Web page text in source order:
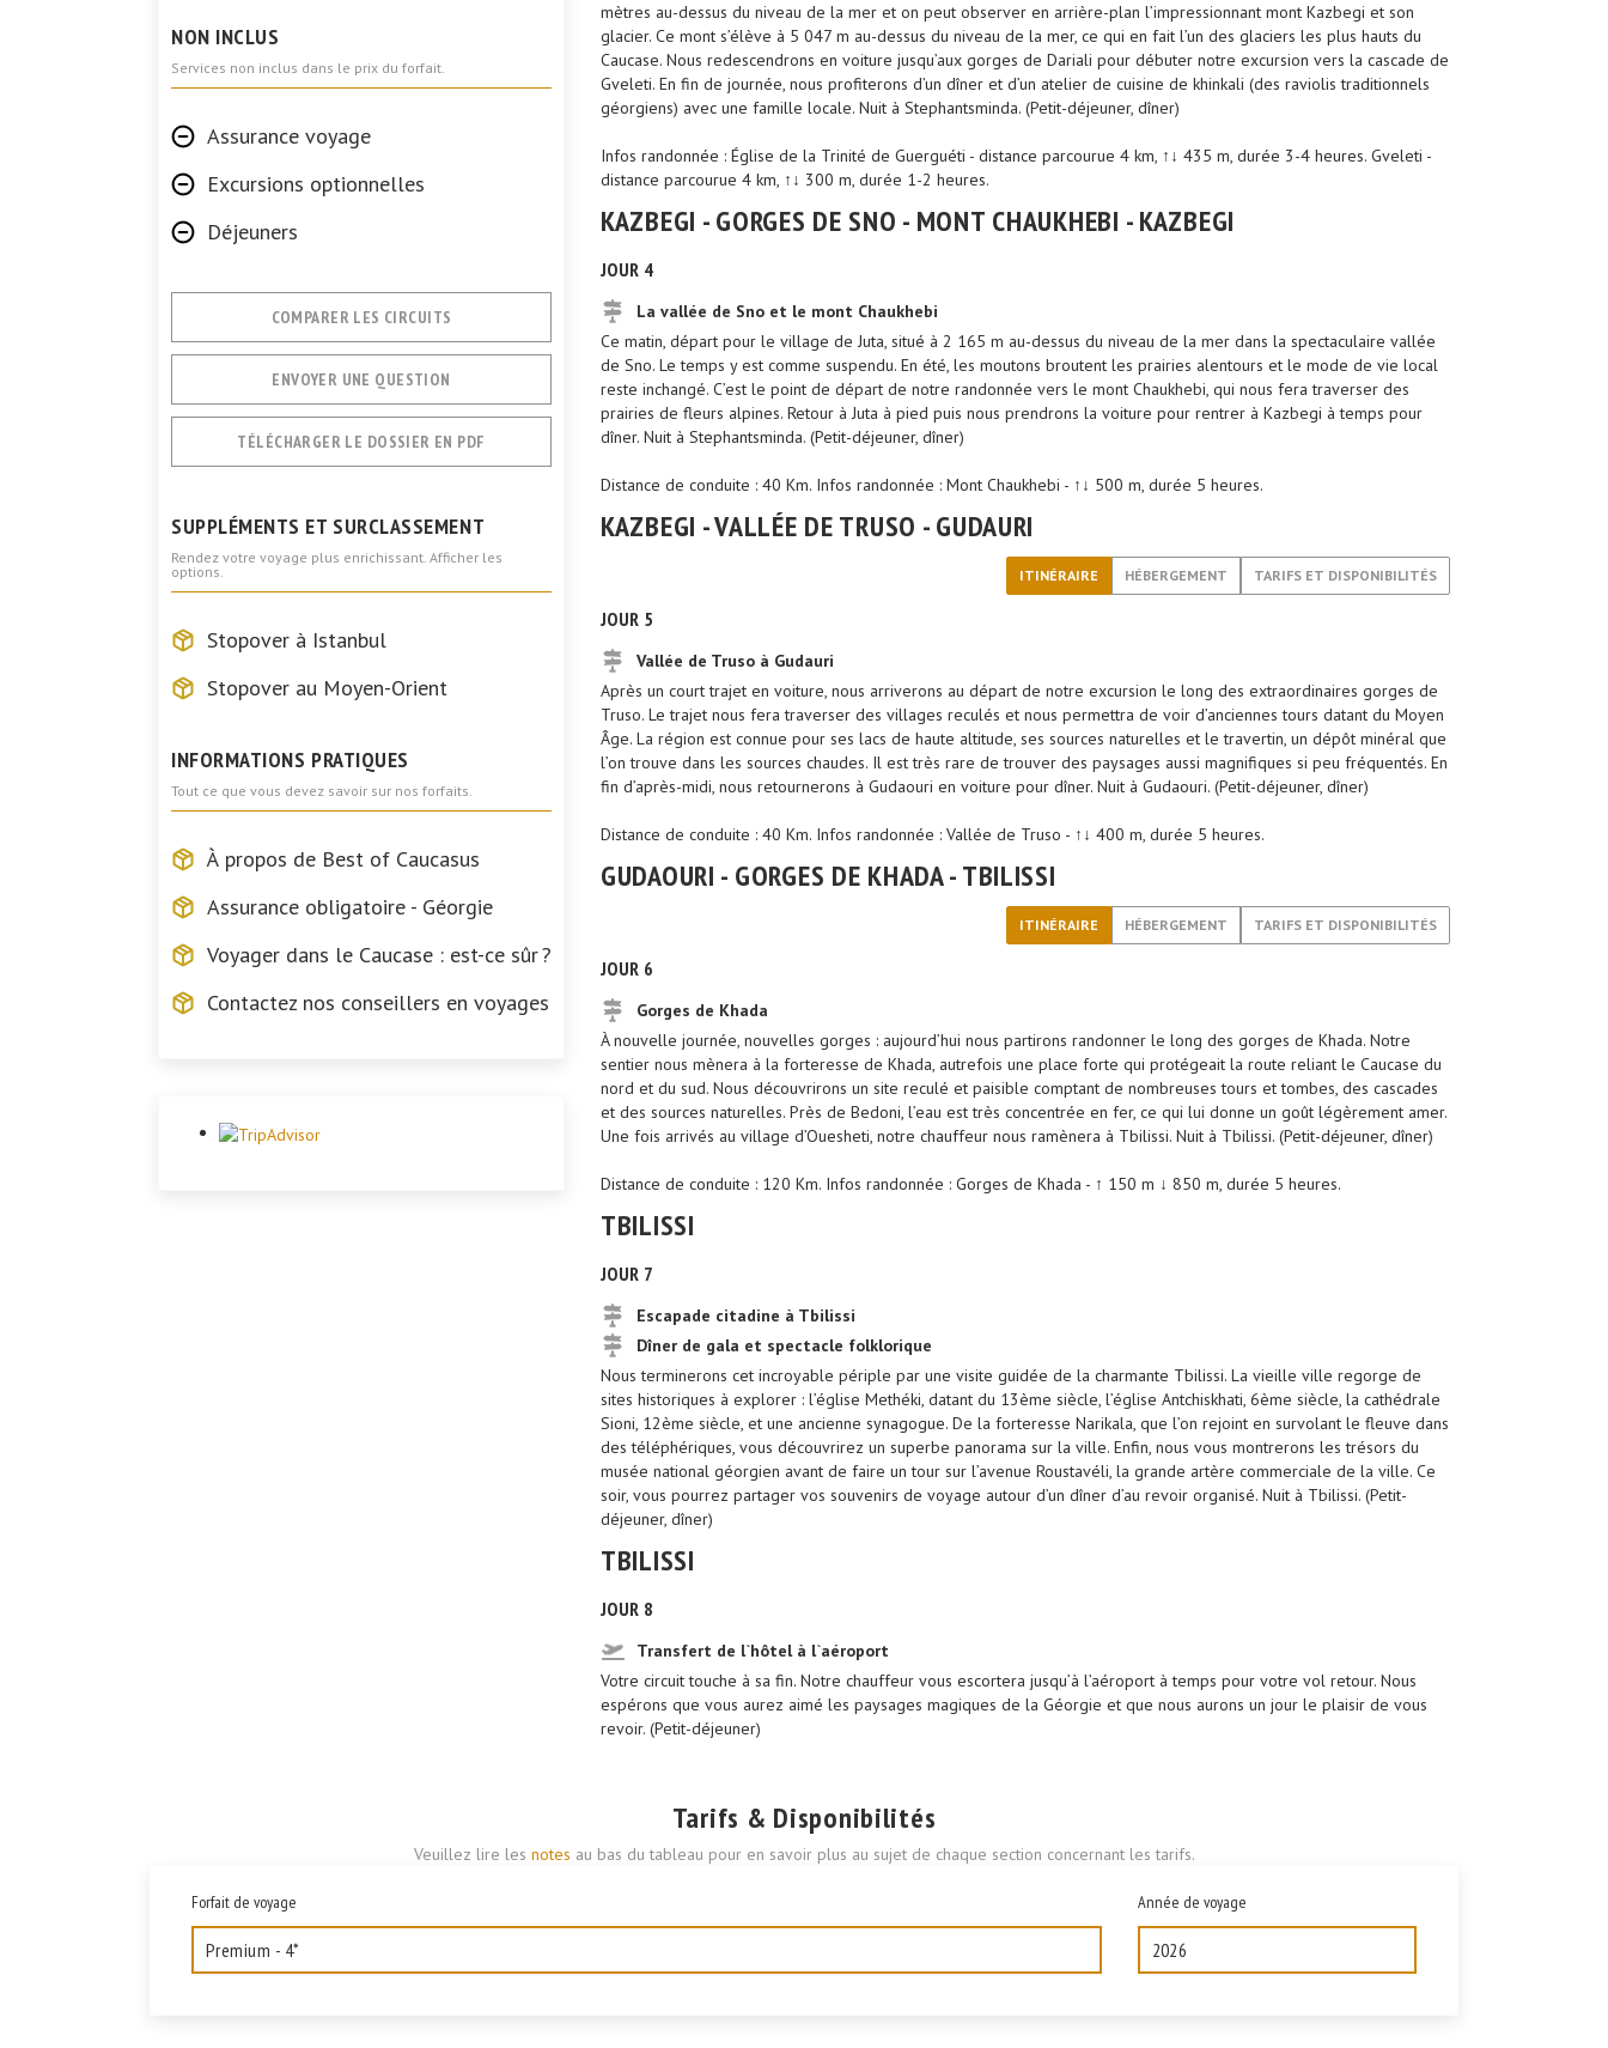
NON INCLUS
Services non inclus dans le prix du forfait.
Assurance voyage
Excursions optionnelles
Déjeuners
COMPARER LES CIRCUITS
ENVOYER UNE QUESTION
TÉLÉCHARGER LE DOSSIER EN PDF
SUPPLÉMENTS ET SURCLASSEMENT
Rendez votre voyage plus enrichissant. Afficher les
options.
Stopover à Istanbul
Stopover au Moyen-Orient
INFORMATIONS PRATIQUES
Tout ce que vous devez savoir sur nos forfaits.
À propos de Best of Caucasus
Assurance obligatoire - Géorgie
Voyager dans le Caucase : est-ce sûr ?
Contactez nos conseillers en voyages
mètres au-dessus du niveau de la mer et on peut observer en arrière-plan l’impressionnant mont Kazbegi et son
glacier. Ce mont s’élève à 5 047 m au-dessus du niveau de la mer, ce qui en fait l’un des glaciers les plus hauts du
Caucase. Nous redescendrons en voiture jusqu’aux gorges de Dariali pour débuter notre excursion vers la cascade de
Gveleti. En fin de journée, nous profiterons d’un dîner et d’un atelier de cuisine de khinkali (des raviolis traditionnels
géorgiens) avec une famille locale. Nuit à Stephantsminda. (Petit-déjeuner, dîner)
Infos randonnée : Église de la Trinité de Guerguéti - distance parcourue 4 km, ↑↓ 435 m, durée 3-4 heures. Gveleti -
distance parcourue 4 km, ↑↓ 300 m, durée 1-2 heures.
KAZBEGI - GORGES DE SNO - MONT CHAUKHEBI - KAZBEGI
JOUR 4
La vallée de Sno et le mont Chaukhebi
Ce matin, départ pour le village de Juta, situé à 2 165 m au-dessus du niveau de la mer dans la spectaculaire vallée
de Sno. Le temps y est comme suspendu. En été, les moutons broutent les prairies alentours et le mode de vie local
reste inchangé. C’est le point de départ de notre randonnée vers le mont Chaukhebi, qui nous fera traverser des
prairies de fleurs alpines. Retour à Juta à pied puis nous prendrons la voiture pour rentrer à Kazbegi à temps pour
dîner. Nuit à Stephantsminda. (Petit-déjeuner, dîner)
Distance de conduite : 40 Km. Infos randonnée : Mont Chaukhebi - ↑↓ 500 m, durée 5 heures.
KAZBEGI - VALLÉE DE TRUSO - GUDAURI
ITINÉRAIRE HÉBERGEMENT TARIFS ET DISPONIBILITÉS
JOUR 5
Vallée de Truso à Gudauri
Après un court trajet en voiture, nous arriverons au départ de notre excursion le long des extraordinaires gorges de
Truso. Le trajet nous fera traverser des villages reculés et nous permettra de voir d’anciennes tours datant du Moyen
Âge. La région est connue pour ses lacs de haute altitude, ses sources naturelles et le travertin, un dépôt minéral que
l’on trouve dans les sources chaudes. Il est très rare de trouver des paysages aussi magnifiques si peu fréquentés. En
fin d’après-midi, nous retournerons à Gudaouri en voiture pour dîner. Nuit à Gudaouri. (Petit-déjeuner, dîner)
Distance de conduite : 40 Km. Infos randonnée : Vallée de Truso - ↑↓ 400 m, durée 5 heures.
GUDAOURI - GORGES DE KHADA - TBILISSI
ITINÉRAIRE HÉBERGEMENT TARIFS ET DISPONIBILITÉS
JOUR 6
Gorges de Khada
À nouvelle journée, nouvelles gorges : aujourd’hui nous partirons randonner le long des gorges de Khada. Notre
sentier nous mènera à la forteresse de Khada, autrefois une place forte qui protégeait la route reliant le Caucase du
nord et du sud. Nous découvrirons un site reculé et paisible comptant de nombreuses tours et tombes, des cascades
et des sources naturelles. Près de Bedoni, l’eau est très concentrée en fer, ce qui lui donne un goût légèrement amer.
Une fois arrivés au village d’Ouesheti, notre chauffeur nous ramènera à Tbilissi. Nuit à Tbilissi. (Petit-déjeuner, dîner)
Distance de conduite : 120 Km. Infos randonnée : Gorges de Khada - ↑ 150 m ↓ 850 m, durée 5 heures.
TBILISSI
JOUR 7
Escapade citadine à Tbilissi
Dîner de gala et spectacle folklorique
Nous terminerons cet incroyable périple par une visite guidée de la charmante Tbilissi. La vieille ville regorge de
sites historiques à explorer : l’église Methéki, datant du 13ème siècle, l’église Antchiskhati, 6ème siècle, la cathédrale
Sioni, 12ème siècle, et une ancienne synagogue. De la forteresse Narikala, que l’on rejoint en survolant le fleuve dans
des téléphériques, vous découvrirez un superbe panorama sur la ville. Enfin, nous vous montrerons les trésors du
musée national géorgien avant de faire un tour sur l’avenue Roustavéli, la grande artère commerciale de la ville. Ce
soir, vous pourrez partager vos souvenirs de voyage autour d’un dîner d’au revoir organisé. Nuit à Tbilissi. (Petit-
déjeuner, dîner)
TBILISSI
JOUR 8
Transfert de l`hôtel à l`aéroport
Votre circuit touche à sa fin. Notre chauffeur vous escortera jusqu’à l’aéroport à temps pour votre vol retour. Nous
espérons que vous aurez aimé les paysages magiques de la Géorgie et que nous aurons un jour le plaisir de vous
revoir. (Petit-déjeuner)
Tarifs & Disponibilités
Veuillez lire les notes au bas du tableau pour en savoir plus au sujet de chaque section concernant les tarifs.
Forfait de voyage
Premium - 4*
Année de voyage
2026